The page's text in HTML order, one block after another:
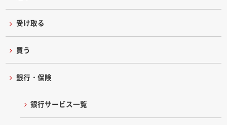
受け取る
買う
銀行・保険
銀行サービス一覧